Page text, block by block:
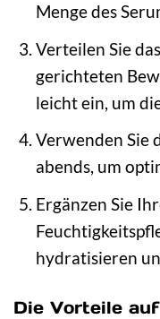
Menge des
Verteilen Sie
gerichteten
leicht ein, um
Verwenden Sie
abends, um
Ergänzen Sie
hydratisieren
Die Vorteile